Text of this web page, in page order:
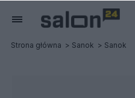
Strona główna Sanok Sanok